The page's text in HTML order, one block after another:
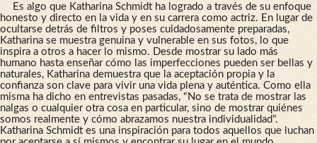
Es algo que Katharina Schmidt ha logrado a través de su enfoque
honesto y directo en la vida y en su carrera como actriz. En lugar de
ocultarse detrás de filtros y poses cuidadosamente preparadas,
Katharina se muestra genuina y vulnerable en sus fotos, lo que
inspira a otros a hacer lo mismo. Desde mostrar su lado más
humano hasta enseñar cómo las imperfecciones pueden ser bellas y
naturales, Katharina demuestra que la aceptación propia y la
confianza son clave para vivir una vida plena y auténtica. Como ella
misma ha dicho en entrevistas pasadas, "No se trata de mostrar las
nalgas o cualquier otra cosa en particular, sino de mostrar quiénes
somos realmente y cómo abrazamos nuestra individualidad".
Katharina Schmidt es una inspiración para todos aquellos que luchan